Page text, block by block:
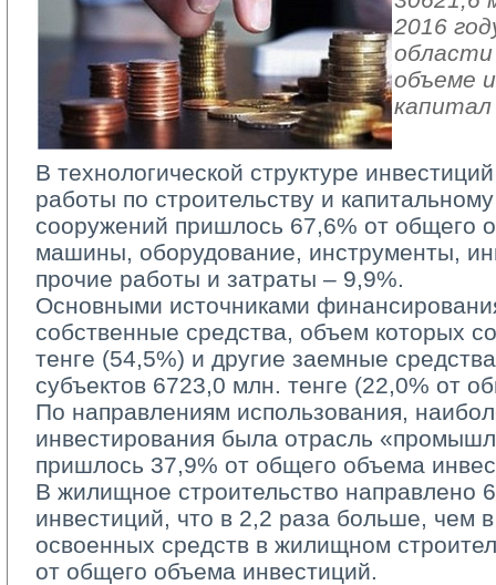
2016
области
объеме
В технологической структуре
работы по строительству и
сооружений пришлось 67,6% от общего
машины, оборудование, инструменты,
прочие работы и затраты – 9,9%.
Основными источниками
собственные средства, объем которых
тенге (54,5%) и другие заемные
субъектов 6723,0 млн. тенге (22,0% от
По направлениям использования,
инвестирования была отрасль
пришлось 37,9% от общего объема
В жилищное строительство направлено
инвестиций, что в 2,2 раза больше, чем
освоенных средств в жилищном
от общего объема инвестиций.